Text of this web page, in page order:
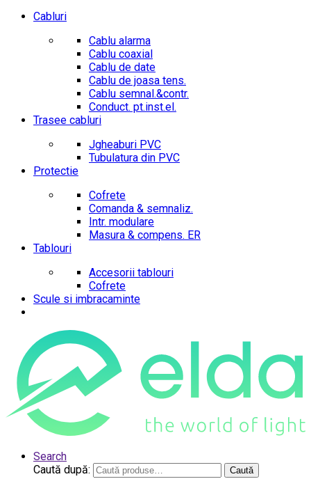
Cabluri
Cablu alarma
Cablu coaxial
Cablu de date
Cablu de joasa tens.
Cablu semnal.&contr.
Conduct. pt.inst.el.
Trasee cabluri
Jgheaburi PVC
Tubulatura din PVC
Protectie
Cofrete
Comanda & semnaliz.
Intr. modulare
Masura & compens. ER
Tablouri
Accesorii tablouri
Cofrete
Scule si imbracaminte
Search
Caută după:
Caută